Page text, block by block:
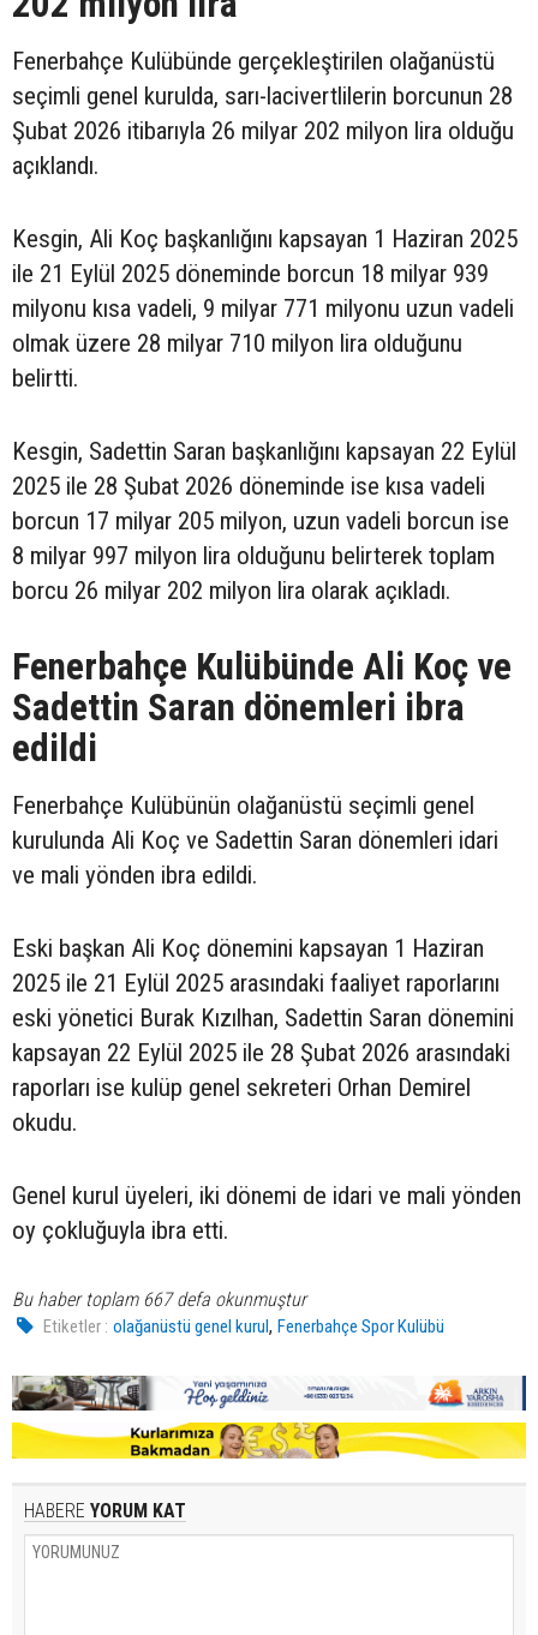
Fenerbahçe Kulübünde gerçekleştirilen olağanüstü
seçimli genel kurulda, sarı-lacivertlilerin borcunun 28
Şubat 2026 itibarıyla 26 milyar 202 milyon lira olduğu
açıklandı.
Kesgin, Ali Koç başkanlığını kapsayan 1 Haziran 2025
ile 21 Eylül 2025 döneminde borcun 18 milyar 939
milyonu kısa vadeli, 9 milyar 771 milyonu uzun vadeli
olmak üzere 28 milyar 710 milyon lira olduğunu
belirtti.
Kesgin, Sadettin Saran başkanlığını kapsayan 22 Eylül
2025 ile 28 Şubat 2026 döneminde ise kısa vadeli
borcun 17 milyar 205 milyon, uzun vadeli borcun ise
8 milyar 997 milyon lira olduğunu belirterek toplam
borcu 26 milyar 202 milyon lira olarak açıkladı.
Fenerbahçe Kulübünde Ali Koç ve
Sadettin Saran dönemleri ibra
edildi
Fenerbahçe Kulübünün olağanüstü seçimli genel
kurulunda Ali Koç ve Sadettin Saran dönemleri idari
ve mali yönden ibra edildi.
Eski başkan Ali Koç dönemini kapsayan 1 Haziran
2025 ile 21 Eylül 2025 arasındaki faaliyet raporlarını
eski yönetici Burak Kızılhan, Sadettin Saran dönemini
kapsayan 22 Eylül 2025 ile 28 Şubat 2026 arasındaki
raporları ise kulüp genel sekreteri Orhan Demirel
okudu.
Genel kurul üyeleri, iki dönemi de idari ve mali yönden
oy çokluğuyla ibra etti.
Bu haber toplam 667 defa okunmuştur
Etiketler : olağanüstü genel kurul,Fenerbahçe Spor Kulübü
HABERE YORUM KAT